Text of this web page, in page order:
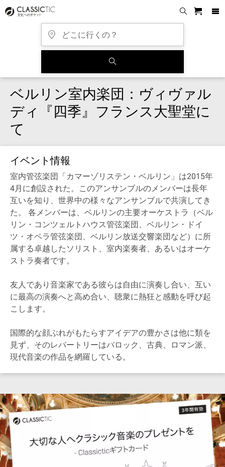
ベルリン室内楽団：ヴィヴァル
ディ『四季』フランス大聖堂に
て
イベント情報
室内管弦楽団「カマーゾリステン・ベルリン」は2015年
4月に創設された。このアンサンブルのメンバーは長年
互いを知り、世界中の様々なアンサンブルで共演してき
た。 各メンバーは、ベルリンの主要オーケストラ（ベル
リン・コンツェルトハウス管弦楽団、ベルリン・ドイ
ツ・オペラ管弦楽団、ベルリン放送交響楽団など）に所
属する卓越したソリスト、室内楽奏者、あるいはオーケ
ストラ奏者です。
友人であり音楽家である彼らは自由に演奏し合い、互い
に最高の演奏へと高め合い、聴衆に熱狂と感動を呼び起
こします。
国際的な顔ぶれがもたらすアイデアの豊かさは他に類を
見ず、そのレパートリーはバロック、古典、ロマン派、
現代音楽の作品を網羅している。